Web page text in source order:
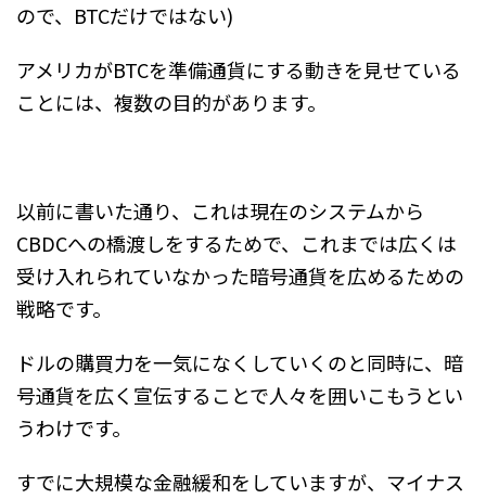
ので、BTCだけではない)
アメリカがBTCを準備通貨にする動きを見せている
ことには、複数の目的があります。
以前に書いた通り、これは現在のシステムから
CBDCへの橋渡しをするためで、これまでは広くは
受け入れられていなかった暗号通貨を広めるための
戦略です。
ドルの購買力を一気になくしていくのと同時に、暗
号通貨を広く宣伝することで人々を囲いこもうとい
うわけです。
すでに大規模な金融緩和をしていますが、マイナス